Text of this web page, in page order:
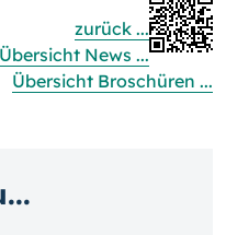
zurück ...
Übersicht News ...
Übersicht Broschüren ...